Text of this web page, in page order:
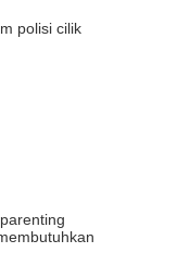
polisi cilik